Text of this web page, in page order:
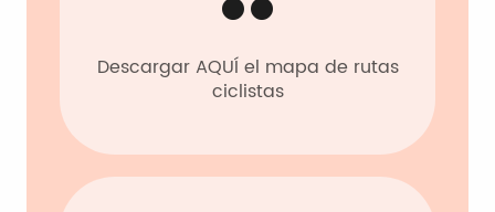
Descargar AQUÍ el mapa de rutas
ciclistas